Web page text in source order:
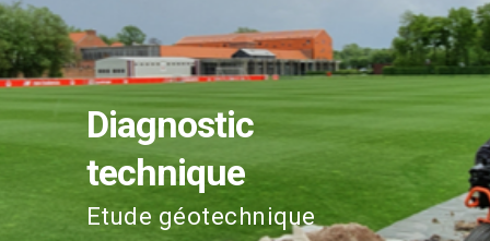
Diagnostic
technique
Etude géotechnique